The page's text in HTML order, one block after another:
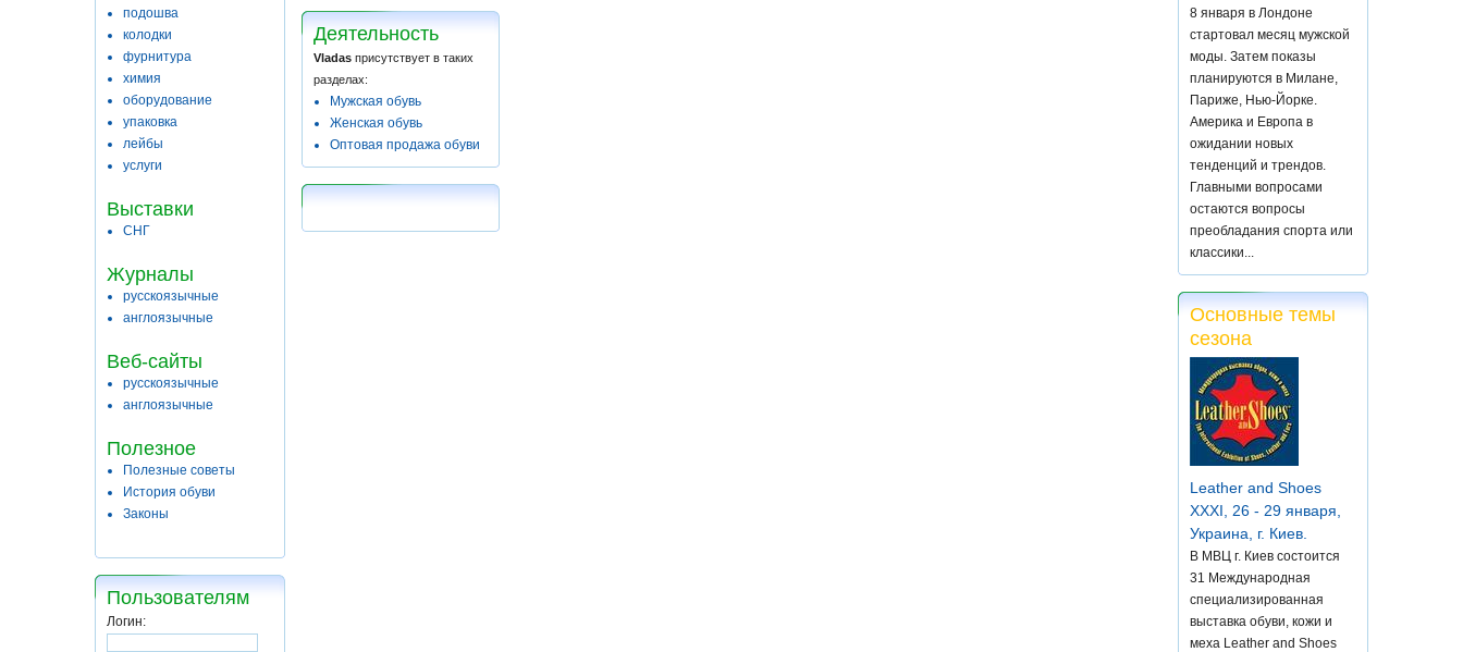
подошва
колодки
фурнитура
химия
оборудование
упаковка
лейбы
услуги
Выставки
СНГ
Журналы
русскоязычные
англоязычные
Веб-сайты
русскоязычные
англоязычные
Полезное
Полезные советы
История обуви
Законы
Пользователям
Логин:
Деятельность
Vladas присутствует в таких
разделах:
Мужская обувь
Женская обувь
Оптовая продажа обуви
8 января в Лондоне
стартовал месяц мужской
моды. Затем показы
планируются в Милане,
Париже, Нью-Йорке.
Америка и Европа в
ожидании новых
тенденций и трендов.
Главными вопросами
остаются вопросы
преобладания спорта или
классики...
Основные темы
сезона
Leather and Shoes
XXXI, 26 - 29 января,
Украина, г. Киев.
В МВЦ г. Киев состоится
31 Международная
специализированная
выставка обуви, кожи и
меха Leather and Shoes